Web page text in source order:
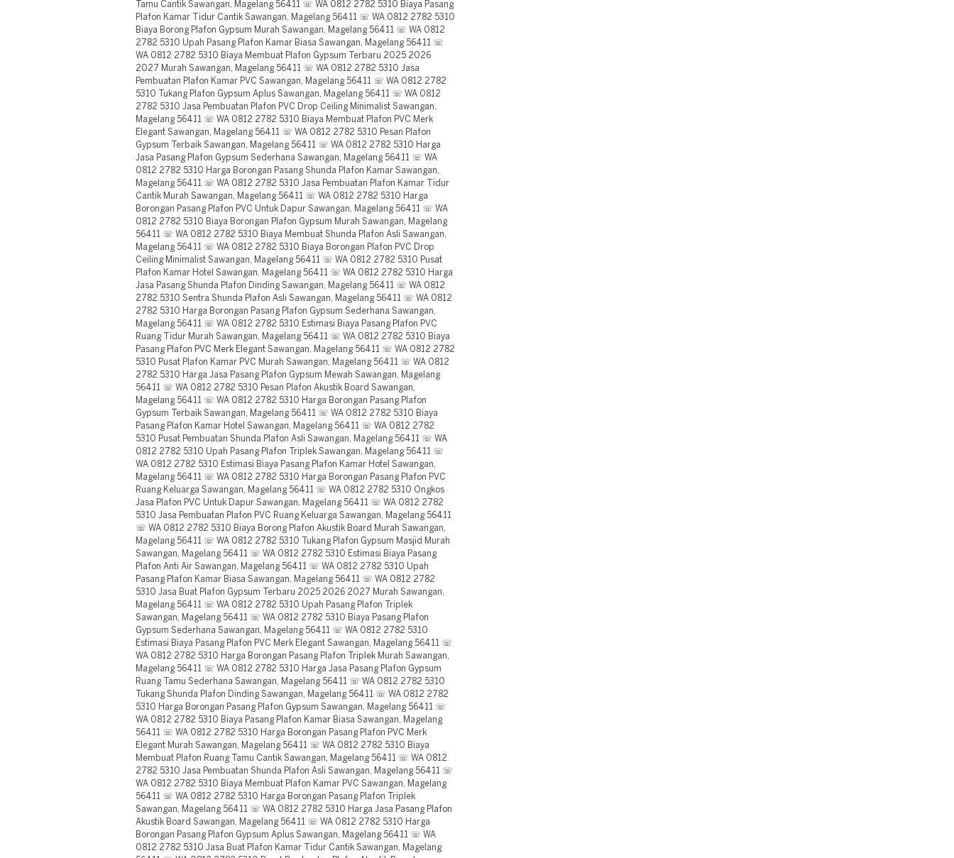
Tamu Cantik Sawangan, Magelang 56411 ☏ WA 0812 2782 5310 Biaya Pasang
Plafon Kamar Tidur Cantik Sawangan, Magelang 56411 ☏ WA 0812 2782 5310
Biaya Borong Plafon Gypsum Murah Sawangan, Magelang 56411 ☏ WA 0812
2782 5310 Upah Pasang Plafon Kamar Biasa Sawangan, Magelang 56411 ☏
WA 0812 2782 5310 Biaya Membuat Plafon Gypsum Terbaru 2025 2026
2027 Murah Sawangan, Magelang 56411 ☏ WA 0812 2782 5310 Jasa
Pembuatan Plafon Kamar PVC Sawangan, Magelang 56411 ☏ WA 0812 2782
5310 Tukang Plafon Gypsum Aplus Sawangan, Magelang 56411 ☏ WA 0812
2782 5310 Jasa Pembuatan Plafon PVC Drop Ceiling Minimalist Sawangan,
Magelang 56411 ☏ WA 0812 2782 5310 Biaya Membuat Plafon PVC Merk
Elegant Sawangan, Magelang 56411 ☏ WA 0812 2782 5310 Pesan Plafon
Gypsum Terbaik Sawangan, Magelang 56411 ☏ WA 0812 2782 5310 Harga
Jasa Pasang Plafon Gypsum Sederhana Sawangan, Magelang 56411 ☏ WA
0812 2782 5310 Harga Borongan Pasang Shunda Plafon Kamar Sawangan,
Magelang 56411 ☏ WA 0812 2782 5310 Jasa Pembuatan Plafon Kamar Tidur
Cantik Murah Sawangan, Magelang 56411 ☏ WA 0812 2782 5310 Harga
Borongan Pasang Plafon PVC Untuk Dapur Sawangan, Magelang 56411 ☏ WA
0812 2782 5310 Biaya Borongan Plafon Gypsum Murah Sawangan, Magelang
56411 ☏ WA 0812 2782 5310 Biaya Membuat Shunda Plafon Asli Sawangan,
Magelang 56411 ☏ WA 0812 2782 5310 Biaya Borongan Plafon PVC Drop
Ceiling Minimalist Sawangan, Magelang 56411 ☏ WA 0812 2782 5310 Pusat
Plafon Kamar Hotel Sawangan, Magelang 56411 ☏ WA 0812 2782 5310 Harga
Jasa Pasang Shunda Plafon Dinding Sawangan, Magelang 56411 ☏ WA 0812
2782 5310 Sentra Shunda Plafon Asli Sawangan, Magelang 56411 ☏ WA 0812
2782 5310 Harga Borongan Pasang Plafon Gypsum Sederhana Sawangan,
Magelang 56411 ☏ WA 0812 2782 5310 Estimasi Biaya Pasang Plafon PVC
Ruang Tidur Murah Sawangan, Magelang 56411 ☏ WA 0812 2782 5310 Biaya
Pasang Plafon PVC Merk Elegant Sawangan, Magelang 56411 ☏ WA 0812 2782
5310 Pusat Plafon Kamar PVC Murah Sawangan, Magelang 56411 ☏ WA 0812
2782 5310 Harga Jasa Pasang Plafon Gypsum Mewah Sawangan, Magelang
56411 ☏ WA 0812 2782 5310 Pesan Plafon Akustik Board Sawangan,
Magelang 56411 ☏ WA 0812 2782 5310 Harga Borongan Pasang Plafon
Gypsum Terbaik Sawangan, Magelang 56411 ☏ WA 0812 2782 5310 Biaya
Pasang Plafon Kamar Hotel Sawangan, Magelang 56411 ☏ WA 0812 2782
5310 Pusat Pembuatan Shunda Plafon Asli Sawangan, Magelang 56411 ☏ WA
0812 2782 5310 Upah Pasang Plafon Triplek Sawangan, Magelang 56411 ☏
WA 0812 2782 5310 Estimasi Biaya Pasang Plafon Kamar Hotel Sawangan,
Magelang 56411 ☏ WA 0812 2782 5310 Harga Borongan Pasang Plafon PVC
Ruang Keluarga Sawangan, Magelang 56411 ☏ WA 0812 2782 5310 Ongkos
Jasa Plafon PVC Untuk Dapur Sawangan, Magelang 56411 ☏ WA 0812 2782
5310 Jasa Pembuatan Plafon PVC Ruang Keluarga Sawangan, Magelang 56411
☏ WA 0812 2782 5310 Biaya Borong Plafon Akustik Board Murah Sawangan,
Magelang 56411 ☏ WA 0812 2782 5310 Tukang Plafon Gypsum Masjid Murah
Sawangan, Magelang 56411 ☏ WA 0812 2782 5310 Estimasi Biaya Pasang
Plafon Anti Air Sawangan, Magelang 56411 ☏ WA 0812 2782 5310 Upah
Pasang Plafon Kamar Biasa Sawangan, Magelang 56411 ☏ WA 0812 2782
5310 Jasa Buat Plafon Gypsum Terbaru 2025 2026 2027 Murah Sawangan,
Magelang 56411 ☏ WA 0812 2782 5310 Upah Pasang Plafon Triplek
Sawangan, Magelang 56411 ☏ WA 0812 2782 5310 Biaya Pasang Plafon
Gypsum Sederhana Sawangan, Magelang 56411 ☏ WA 0812 2782 5310
Estimasi Biaya Pasang Plafon PVC Merk Elegant Sawangan, Magelang 56411 ☏
WA 0812 2782 5310 Harga Borongan Pasang Plafon Triplek Murah Sawangan,
Magelang 56411 ☏ WA 0812 2782 5310 Harga Jasa Pasang Plafon Gypsum
Ruang Tamu Sederhana Sawangan, Magelang 56411 ☏ WA 0812 2782 5310
Tukang Shunda Plafon Dinding Sawangan, Magelang 56411 ☏ WA 0812 2782
5310 Harga Borongan Pasang Plafon Gypsum Sawangan, Magelang 56411 ☏
WA 0812 2782 5310 Biaya Pasang Plafon Kamar Biasa Sawangan, Magelang
56411 ☏ WA 0812 2782 5310 Harga Borongan Pasang Plafon PVC Merk
Elegant Murah Sawangan, Magelang 56411 ☏ WA 0812 2782 5310 Biaya
Membuat Plafon Ruang Tamu Cantik Sawangan, Magelang 56411 ☏ WA 0812
2782 5310 Jasa Pembuatan Shunda Plafon Asli Sawangan, Magelang 56411 ☏
WA 0812 2782 5310 Biaya Membuat Plafon Kamar PVC Sawangan, Magelang
56411 ☏ WA 0812 2782 5310 Harga Borongan Pasang Plafon Triplek
Sawangan, Magelang 56411 ☏ WA 0812 2782 5310 Harga Jasa Pasang Plafon
Akustik Board Sawangan, Magelang 56411 ☏ WA 0812 2782 5310 Harga
Borongan Pasang Plafon Gypsum Aplus Sawangan, Magelang 56411 ☏ WA
0812 2782 5310 Jasa Buat Plafon Kamar Tidur Cantik Sawangan, Magelang